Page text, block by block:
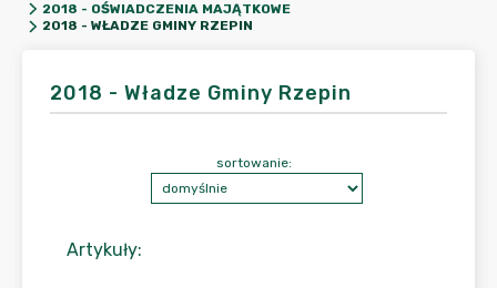
2018 - OŚWIADCZENIA MAJĄTKOWE
2018 - WŁADZE GMINY RZEPIN
2018 - Władze Gminy Rzepin
Artykuły:
sortowanie: